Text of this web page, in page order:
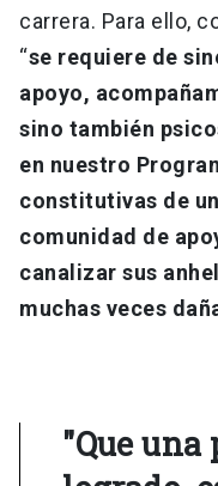
carrera. Para ello,
“se requiere de
apoyo,
sino también
en nuestro
constitutivas de
comunidad de
canalizar sus
muchas veces
"Que